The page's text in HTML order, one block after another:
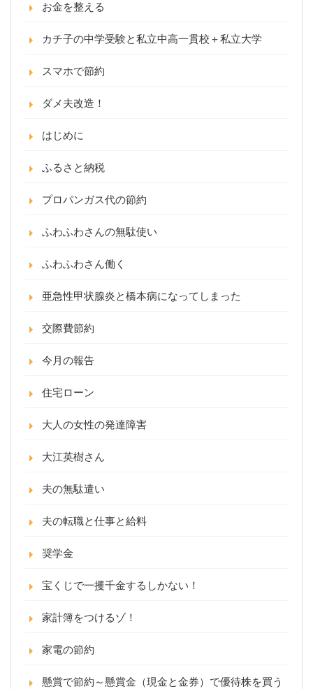
お金を整える
カチ子の中学受験と私立中高一貫校＋私立大学
スマホで節約
ダメ夫改造！
はじめに
ふるさと納税
プロパンガス代の節約
ふわふわさんの無駄使い
ふわふわさん働く
亜急性甲状腺炎と橋本病になってしまった
交際費節約
今月の報告
住宅ローン
大人の女性の発達障害
大江英樹さん
夫の無駄遣い
夫の転職と仕事と給料
奨学金
宝くじで一攫千金するしかない！
家計簿をつけるゾ！
家電の節約
懸賞で節約～懸賞金（現金と金券）で優待株を買う